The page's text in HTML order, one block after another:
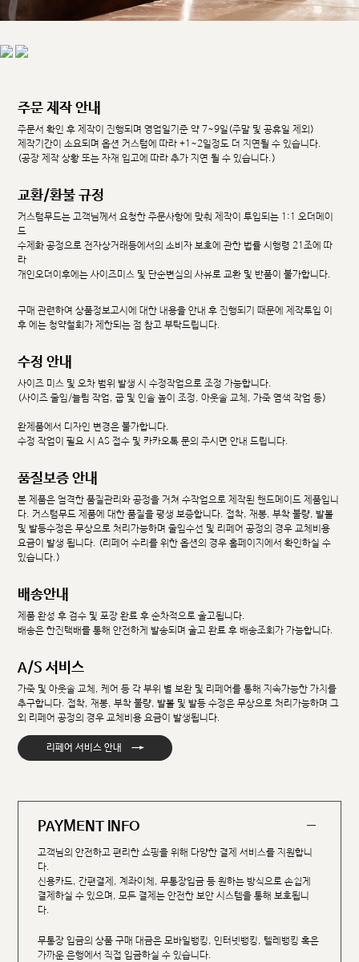
주문 제작 안내
주문서 확인 후 제작이 진행되며 영업일기준 약 7~9일(주말 및 공휴일 제외)
제작기간이 소요되며 옵션 커스텀에 따라 +1~2일정도 더 지연될 수 있습니다.
(공장 제작 상황 또는 자재 입고에 따라 추가 지연 될 수 있습니다.)
교환/환불 규정
커스텀무드는 고객님께서 요청한 주문사항에 맞춰 제작이 투입되는 1:1 오더메이
드
수제화 공정으로 전자상거래등에서의 소비자 보호에 관한 법률 시행령 21조에 따
라
개인오더이후에는 사이즈미스 및 단순변심의 사유로 교환 및 반품이 불가합니다.
구매 관련하여 상품정보고시에 대한 내용을 안내 후 진행되기 때문에 제작투입 이
후 에는 청약철회가 제한되는 점 참고 부탁드립니다.
수정 안내
사이즈 미스 및 오차 범위 발생 시 수정작업으로 조정 가능합니다.
(사이즈 줄임/늘림 작업, 굽 및 인솔 높이 조정, 아웃솔 교체, 가죽 염색 작업 등)
완제품에서 디자인 변경은 불가합니다.
수정 작업이 필요 시 AS 접수 및 카카오톡 문의 주시면 안내 드립니다.
품질보증 안내
본 제품은 엄격한 품질관리와 공정을 거쳐 수작업으로 제작된 핸드메이드 제품입니
다. 커스텀무드 제품에 대한 품질을 평생 보증합니다. 접착, 재봉, 부착 불량, 발볼
및 발등수정은 무상으로 처리가능하며 줄임수선 및 리페어 공정의 경우 교체비용
요금이 발생 됩니다. (리페어 수리를 위한 옵션의 경우 홈페이지에서 확인하실 수
있습니다.)
배송안내
제품 완성 후 검수 및 포장 완료 후 순차적으로 출고됩니다.
배송은 한진택배를 통해 안전하게 발송되며 출고 완료 후 배송조회가 가능합니다.
A/S 서비스
가죽 및 아웃솔 교체, 케어 등 각 부위 별 보완 및 리페어를 통해 지속가능한 가치를
추구합니다. 접착, 재봉, 부착 불량, 발볼 및 발등 수정은 무상으로 처리가능하며 그
외 리페어 공정의 경우 교체비용 요금이 발생됩니다.
리페어 서비스 안내 →
PAYMENT INFO
고객님의 안전하고 편리한 쇼핑을 위해 다양한 결제 서비스를 지원합니
다.
신용카드, 간편결제, 계좌이체, 무통장입금 등 원하는 방식으로 손쉽게
결제하실 수 있으며, 모든 결제는 안전한 보안 시스템을 통해 보호됩니
다.
무통장 입금의 상품 구매 대금은 모바일뱅킹, 인터넷뱅킹, 텔레뱅킹 혹은
가까운 은행에서 직접 입금하실 수 있습니다.